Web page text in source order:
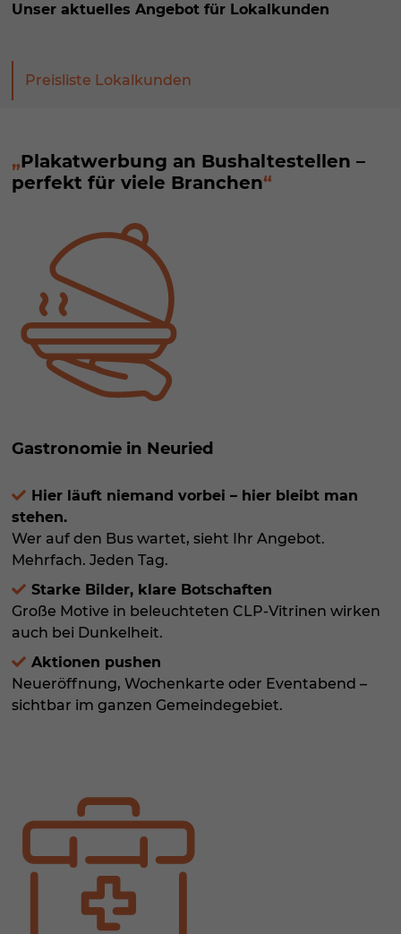
Unser aktuelles Angebot für Lokalkunden
Preisliste Lokalkunden
Plakatwerbung an Bushaltestellen –
perfekt für viele Branchen
Gastronomie in Neuried
Hier läuft niemand vorbei – hier bleibt man
stehen.
Wer auf den Bus wartet, sieht Ihr Angebot.
Mehrfach. Jeden Tag.
Starke Bilder, klare Botschaften
Große Motive in beleuchteten CLP-Vitrinen wirken
auch bei Dunkelheit.
Aktionen pushen
Neueröffnung, Wochenkarte oder Eventabend –
sichtbar im ganzen Gemeindegebiet.